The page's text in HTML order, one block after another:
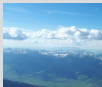
Zum
springen